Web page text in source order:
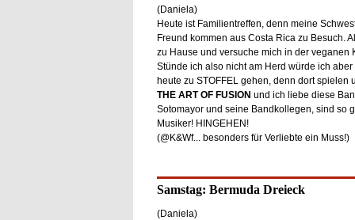
(Daniela)
Heute ist Familientreffen, denn meine
Freund kommen aus Costa Rica zu Besuch.
zu Hause und versuche mich in der veganen
Stünde ich also nicht am Herd würde ich
heute zu STOFFEL gehen, denn dort spielen
THE ART OF FUSION und ich liebe diese
Sotomayor und seine Bandkollegen, sind so
Musiker! HINGEHEN!
(@K&Wf... besonders für Verliebte ein Muss!)
Samstag: Bermuda Dreieck
(Daniela)